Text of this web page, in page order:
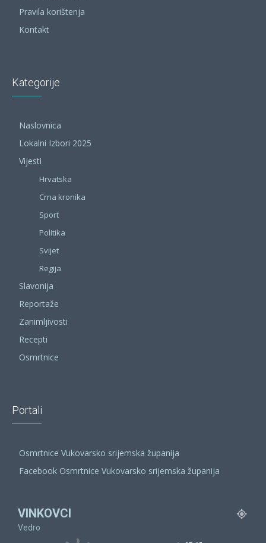
Pravila korištenja
Kontakt
Kategorije
Naslovnica
Lokalni Izbori 2025
Vijesti
Hrvatska
Crna kronika
Sport
Politika
Svijet
Regija
Slavonija
Reportaže
Zanimljivosti
Recepti
Osmrtnice
Portali
Osmrtnice Vukovarsko srijemska županija
Facebook Osmrtnice Vukovarsko srijemska županija
VINKOVCI
Vedro